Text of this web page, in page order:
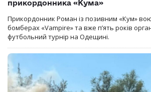
прикордонника «Кума»
Прикордонник Роман із позивним «Кум»
бомберах «Vampire» та вже п’ять років
футбольний турнір на Одещині.